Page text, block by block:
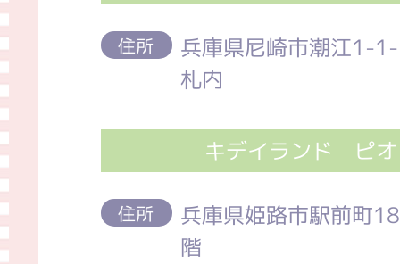
住所
兵庫県尼崎市潮江1-
札内
キデイランド ピ
住所
兵庫県姫路市駅前町
階